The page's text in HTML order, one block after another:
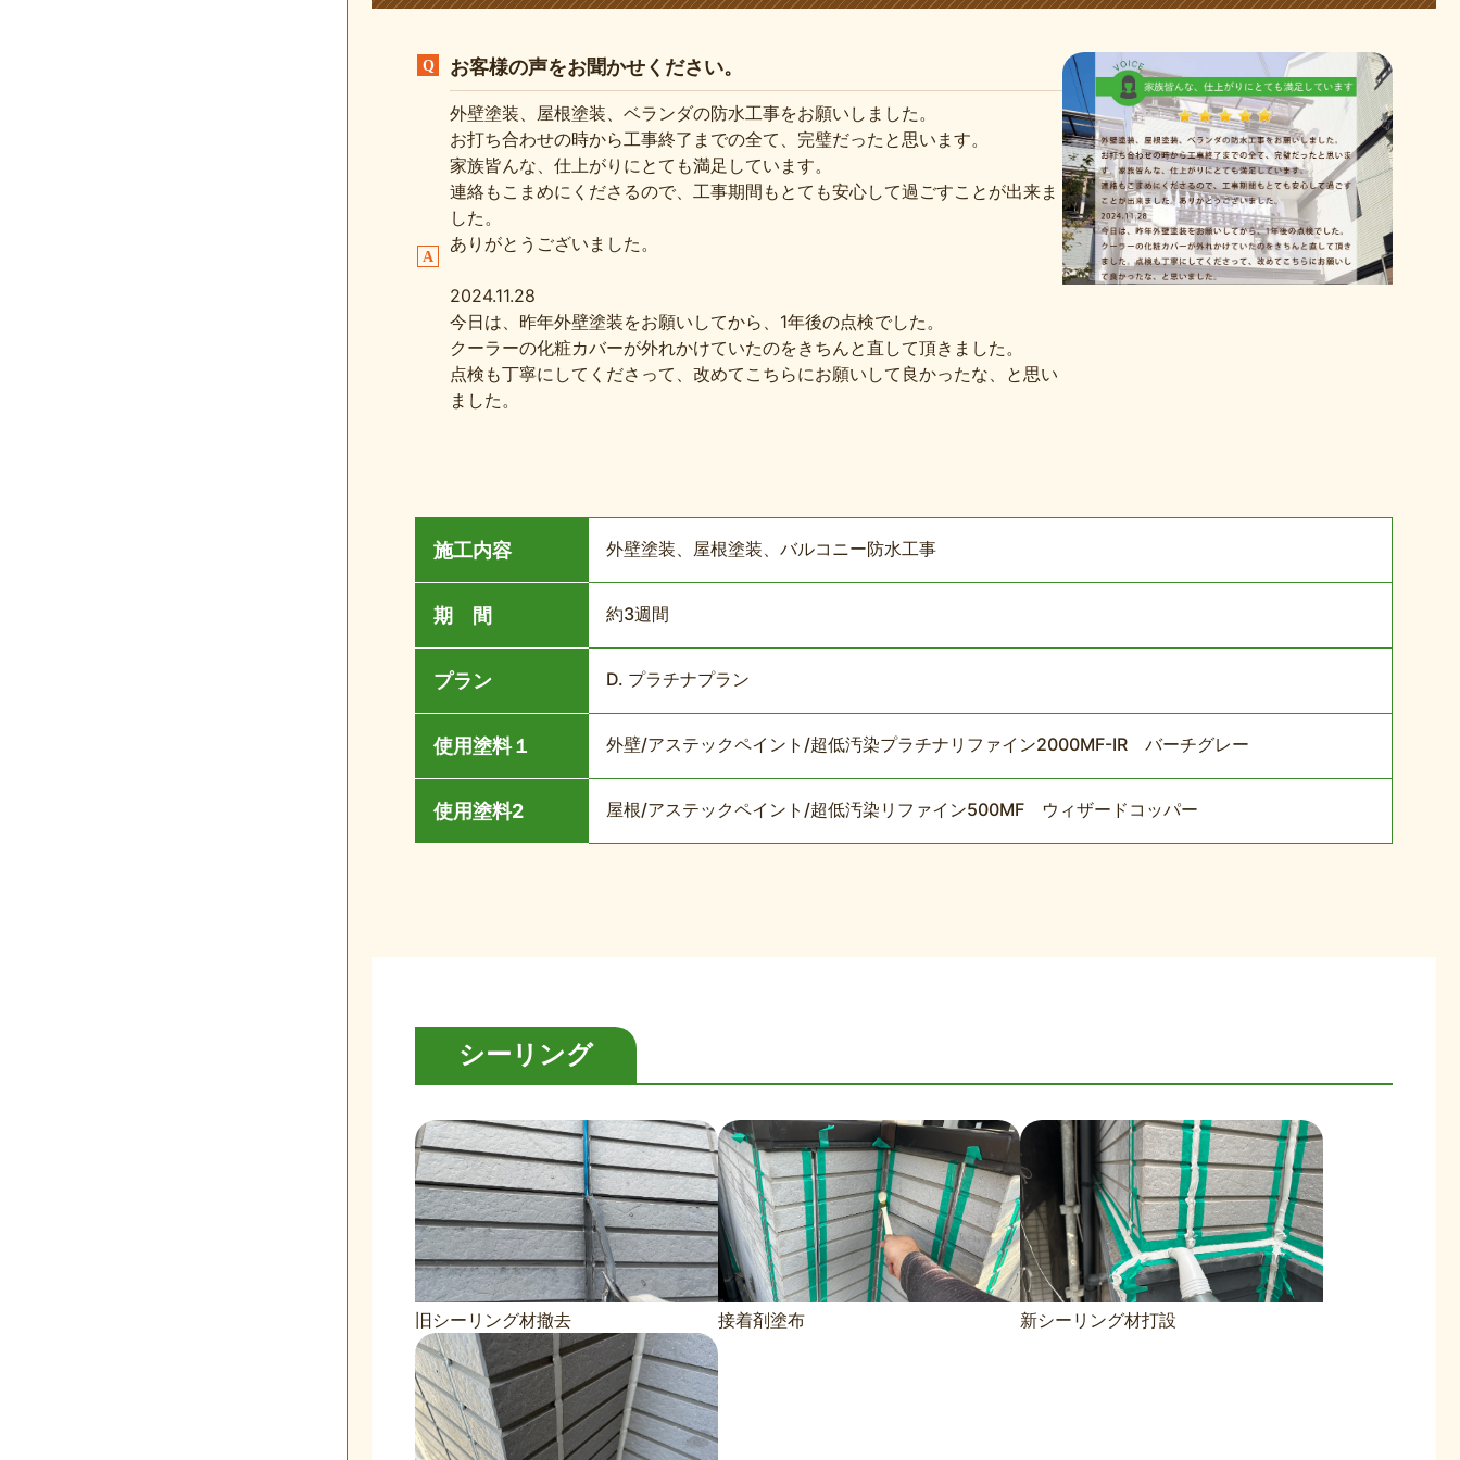
お客様の声をお聞かせください。
外壁塗装、屋根塗装、ベランダの防水工事をお願いしました。
お打ち合わせの時から工事終了までの全て、完璧だったと思います。
家族皆んな、仕上がりにとても満足しています。
連絡もこまめにくださるので、工事期間もとても安心して過ごすことが出来ま
した。
ありがとうございました。
2024.11.28
今日は、昨年外壁塗装をお願いしてから、1年後の点検でした。
クーラーの化粧カバーが外れかけていたのをきちんと直して頂きました。
点検も丁寧にしてくださって、改めてこちらにお願いして良かったな、と思い
ました。
施工内容 外壁塗装、屋根塗装、バルコニー防水工事
期 間 約3週間
プラン D. プラチナプラン
使用塗料１ 外壁/アステックペイント/超低汚染プラチナリファイン2000MF-IR バーチグレー
使用塗料2 屋根/アステックペイント/超低汚染リファイン500MF ウィザードコッパー
シーリング
旧シーリング材撤去 接着剤塗布 新シーリング材打設